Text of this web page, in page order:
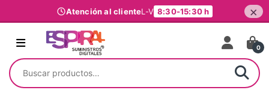
Atención al clienteL-V 8:30-15:30 h ×
Ir al contenido
0
Buscar por: